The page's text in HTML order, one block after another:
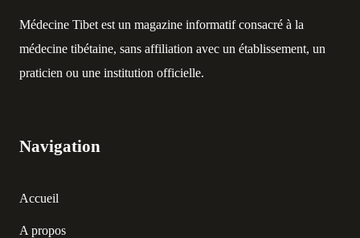
Médecine Tibet est un magazine informatif consacré à la
médecine tibétaine, sans affiliation avec un établissement, un
praticien ou une institution officielle.
Navigation
Accueil
A propos